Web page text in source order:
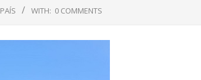
PAÍS WITH: 0 COMMENTS